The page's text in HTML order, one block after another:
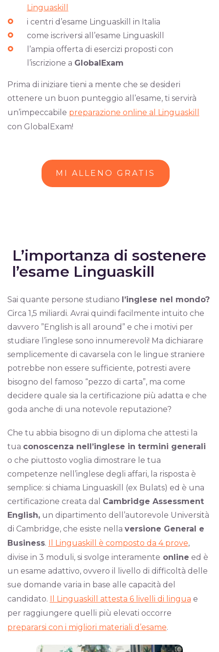
Linguaskill
i centri d’esame Linguaskill in Italia
come iscriversi all’esame Linguaskill
l’ampia offerta di esercizi proposti con
l’iscrizione a GlobalExam
Prima di iniziare tieni a mente che se desideri
ottenere un buon punteggio all’esame, ti servirà
un’impeccabile preparazione online al Linguaskill
con GlobalExam!
MI ALLENO GRATIS
L’importanza di sostenere
l’esame Linguaskill
Sai quante persone studiano l’inglese nel mondo?
Circa 1,5 miliardi. Avrai quindi facilmente intuito che
davvero ”English is all around” e che i motivi per
studiare l’inglese sono innumerevoli! Ma dichiarare
semplicemente di cavarsela con le lingue straniere
potrebbe non essere sufficiente, potresti avere
bisogno del famoso “pezzo di carta”, ma come
decidere quale sia la certificazione più adatta e che
goda anche di una notevole reputazione?
Che tu abbia bisogno di un diploma che attesti la
tua conoscenza nell’inglese in termini generali
o che piuttosto voglia dimostrare le tua
competenze nell’inglese degli affari, la risposta è
semplice: si chiama Linguaskill (ex Bulats) ed è una
certificazione creata dal Cambridge Assessment
English,un dipartimento dell’autorevole Università
di Cambridge, che esiste nella versione General e
Business. Il Linguaskill è composto da 4 prove,
divise in 3 moduli, si svolge interamente online ed è
un esame adattivo, ovvero il livello di difficoltà delle
sue domande varia in base alle capacità del
candidato. Il Linguaskill attesta 6 livelli di lingua e
per raggiungere quelli più elevati occorre
prepararsi con i migliori materiali d’esame.